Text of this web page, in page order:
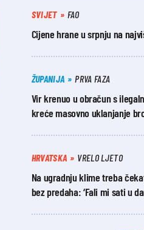
SVIJET FAO
Cijene hrane u srpnju na
ŽUPANIJA PRVA FAZA
Vir krenuo u obračun s
kreće masovno uklanjanje
HRVATSKA VRELO LJETO
Na ugradnju klime treba
bez predaha: ‘Fali mi sati u